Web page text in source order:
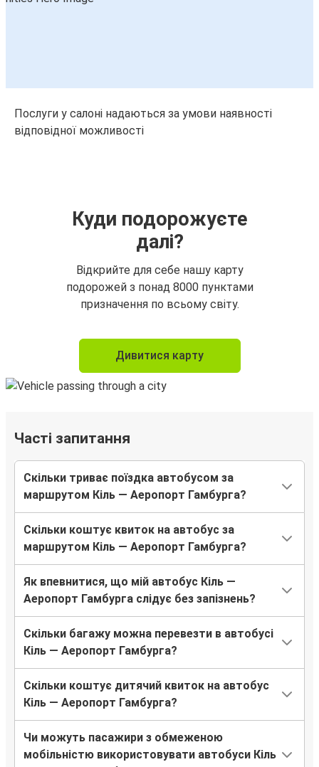
Послуги у салоні надаються за умови наявності
відповідної можливості
Куди подорожуєте
далі?
Відкрийте для себе нашу карту
подорожей з понад 8000 пунктами
призначення по всьому світу.
Дивитися карту
Часті запитання
Скільки триває поїздка автобусом за
маршрутом Кіль — Аеропорт Гамбурга?
Скільки коштує квиток на автобус за
маршрутом Кіль — Аеропорт Гамбурга?
Як впевнитися, що мій автобус Кіль —
Аеропорт Гамбурга слідує без запізнень?
Скільки багажу можна перевезти в автобусі
Кіль — Аеропорт Гамбурга?
Скільки коштує дитячий квиток на автобус
Кіль — Аеропорт Гамбурга?
Чи можуть пасажири з обмеженою
мобільністю використовувати автобуси Кіль